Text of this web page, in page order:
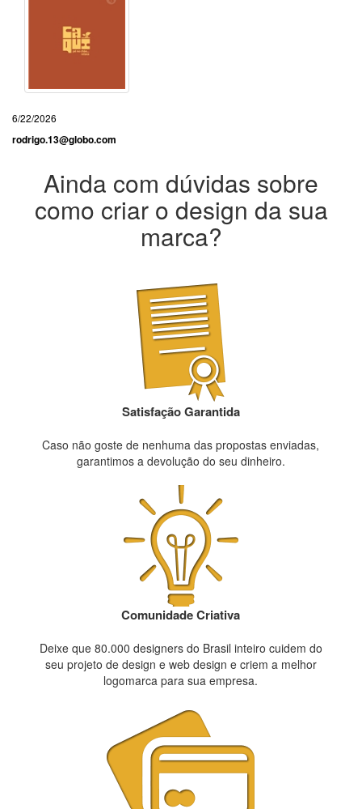
6/22/2026
rodrigo.13@globo.com
Ainda com dúvidas sobre
como criar o design da sua
marca?
Satisfação Garantida
Caso não goste de nenhuma das propostas enviadas,
garantimos a devolução do seu dinheiro.
Comunidade Criativa
Deixe que 80.000 designers do Brasil inteiro cuidem do
seu projeto de design e web design e criem a melhor
logomarca para sua empresa.